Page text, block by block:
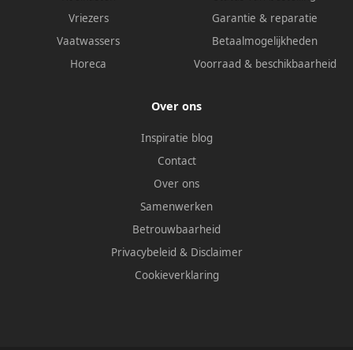
Vriezers
Vaatwassers
Horeca
Garantie & reparatie
Betaalmogelijkheden
Voorraad & beschikbaarheid
Over ons
Inspiratie blog
Contact
Over ons
Samenwerken
Betrouwbaarheid
Privacybeleid & Disclaimer
Cookieverklaring